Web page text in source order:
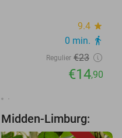
9.4 star
0 min. directions_walk
Regulier €23
€14,90
Limburg: